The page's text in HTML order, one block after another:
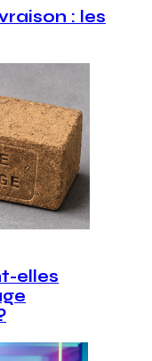
: les
elles